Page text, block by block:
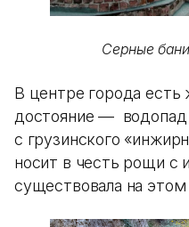
Серные
В центре города есть
достояние — водопад
с грузинского
носит в честь рощи с
существовала на